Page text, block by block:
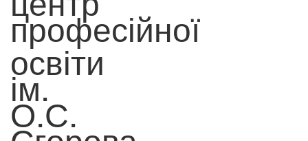
професійної
освіти
ім.
О.С.